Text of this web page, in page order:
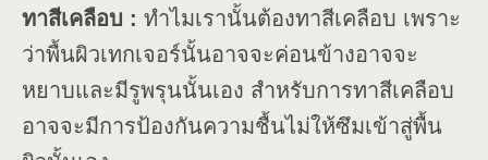
ทาสีเคลือบ : ทำไมเรานั้นต้องทาสีเคลือบ เพราะ
ว่าพื้นผิวเทกเจอร์นั้นอาจจะค่อนข้างอาจจะ
หยาบและมีรูพรุนนั้นเอง สำหรับการทาสีเคลือบ
อาจจะมีการป้องกันความชื้นไม่ให้ซึมเข้าสู่พื้น